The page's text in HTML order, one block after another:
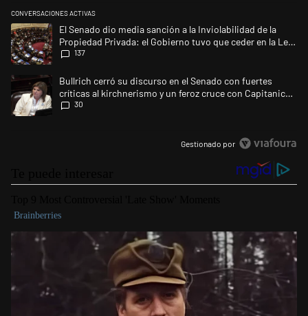
CONVERSACIONES ACTIVAS
Este listado muestra los artículos con más comentarios en los últimos
Un artículo de tendencia con el título "El Senado dio media sanción a
El Senado dio media sanción a la Inviolabilidad de la
Propiedad Privada: el Gobierno tuvo que ceder en la Ley
del Manejo del Fuego
137
Un artículo de tendencia con el título "Bullrich cerró su discurso en el
Bullrich cerró su discurso en el Senado con fuertes
críticas al kirchnerismo y un feroz cruce con Capitanich
al que le gritó “¡cállate!”
30
Gestionado por